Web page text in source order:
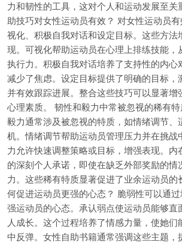
力和韧性的工具，这对个人和运动发展至关
助技巧对女性运动员有效？ 对女性运动员
视化、积极自我对话和设定目标。这些方法
现。可视化帮助运动员在心理上排练技能，
执行力。积极自我对话培养了支持性的内心
减少了焦虑。设定目标提供了明确的目标，
并有效跟踪进展。整合这些技巧可以显著增
心理素质。 韧性和毅力中常被忽视的稀有
毅力通常涉及被忽视的特质，如情绪调节、
机。情绪调节帮助运动员管理压力并在挑战
力允许快速调整策略或目标，增强表现。内
的深刻个人承诺，即使在缺乏外部奖励的情
力。这些稀有特质显著促进了业余运动员的
何促进运动员更强的心态？ 脆弱性可以通
强运动员的心态。承认弱点使运动员能够直
人成长。这个过程培养了情感力量，使她们
中反弹。女性自助书籍通常强调这些主题，